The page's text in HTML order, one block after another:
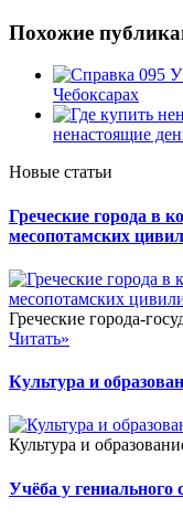
Похожие
Чебоксарах
ненастоящие
Новые статьи
Греческие города в
месопотамских
Греческие города-
Читать»
Культура и
Культура и
Учёба у